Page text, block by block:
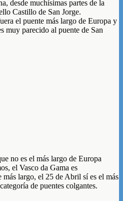
desde muchísimas partes de la
Castillo de San Jorge.
el puente más largo de Europa y
muy parecido al puente de San
no es el más largo de Europa
el Vasco da Gama es
más largo, el 25 de Abril sí es el más
de puentes colgantes.